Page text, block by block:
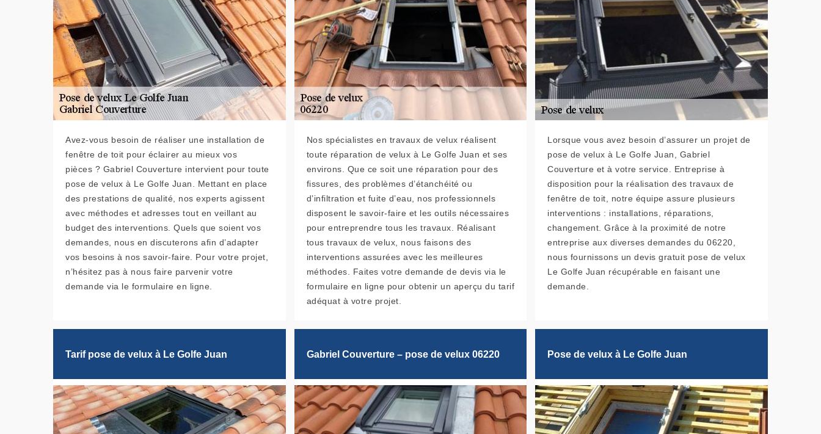
Avez-vous besoin de réaliser une installation de
fenêtre de toit pour éclairer au mieux vos
pièces ? Gabriel Couverture intervient pour toute
pose de velux à Le Golfe Juan. Mettant en place
des prestations de qualité, nos experts agissent
avec méthodes et adresses tout en veillant au
budget des interventions. Quels que soient vos
demandes, nous en discuterons afin d’adapter
vos besoins à nos savoir-faire. Pour votre projet,
n’hésitez pas à nous faire parvenir votre
demande via le formulaire en ligne.
Nos spécialistes en travaux de velux réalisent
toute réparation de velux à Le Golfe Juan et ses
environs. Que ce soit une réparation pour des
fissures, des problèmes d’étanchéité ou
d’infiltration et fuite d’eau, nos professionnels
disposent le savoir-faire et les outils nécessaires
pour entreprendre tous les travaux. Réalisant
tous travaux de velux, nous faisons des
interventions assurées avec les meilleures
méthodes. Faites votre demande de devis via le
formulaire en ligne pour obtenir un aperçu du tarif
adéquat à votre projet.
Lorsque vous avez besoin d’assurer un projet de
pose de velux à Le Golfe Juan, Gabriel
Couverture et à votre service. Entreprise à
disposition pour la réalisation des travaux de
fenêtre de toit, notre équipe assure plusieurs
interventions : installations, réparations,
changement. Grâce à la proximité de notre
entreprise aux diverses demandes du 06220,
nous fournissons un devis gratuit pose de velux
Le Golfe Juan récupérable en faisant une
demande.
Tarif pose de velux à Le Golfe Juan Gabriel Couverture – pose de velux 06220 Pose de velux à Le Golfe Juan